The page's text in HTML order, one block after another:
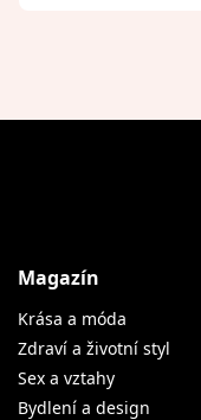
Magazín
Krása a móda
Zdraví a životní styl
Sex a vztahy
Bydlení a design